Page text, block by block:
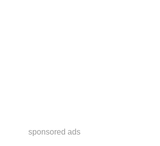
sponsored ads